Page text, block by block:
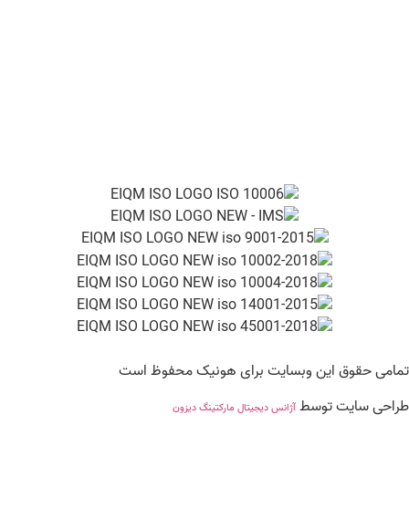
حقوق این وبسایت برای هونیک محفوظ است
سایت توسطآژانس دیجیتال مارکتینگ دیزون